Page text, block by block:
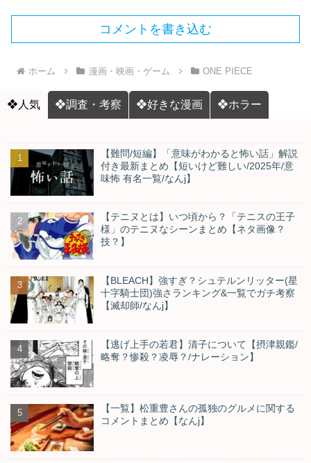
コメントを書き込む
ホーム 漫画・映画・ゲーム ONE PIECE
❖人気 ❖調査・考察 ❖好きな漫画 ❖ホラー
【難問/短編】「意味がわかると怖い話」解説
付き最新まとめ【短いけど難しい/2025年/意
味怖 有名一覧/なんj】
【テニヌとは】いつ頃から？「テニスの王子
様」のテニヌなシーンまとめ【ネタ画像？
技？】
【BLEACH】強すぎ？シュテルンリッター(星
十字騎士団)強さランキング&一覧でガチ考察
【滅却師/なんj】
【逃げ上手の若君】清子について【摂津親鑑/
略奪？惨殺？凌辱？/ナレーション】
【一覧】松重豊さんの孤独のグルメに関する
コメントまとめ【なんj】